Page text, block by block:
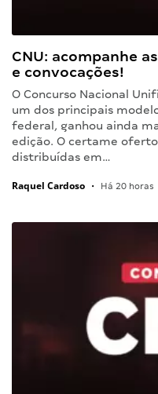
CNU: acompanhe
e convocações!
O Concurso Nacional
um dos principais
federal, ganhou ainda
edição. O certame
distribuídas em…
Raquel Cardoso • Há 20 horas